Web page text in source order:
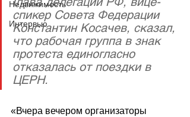
Недвижимость
Интервью
спикер Совета Федерации
Константин Косачев, сказал,
что рабочая группа в знак
протеста единогласно
отказалась от поездки в
ЦЕРН.
«Вчера вечером организаторы